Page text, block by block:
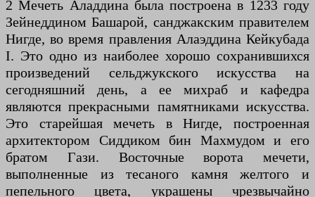
2 Мечеть Аладдина была построена в 1233 году
Зейнеддином Башарой, санджакским правителем
Нигде, во время правления Алаэддина Кейкубада
I. Это одно из наиболее хорошо сохранившихся
произведений сельджукского искусства на
сегодняшний день, а ее михраб и кафедра
являются прекрасными памятниками искусства.
Это старейшая мечеть в Нигде, построенная
архитектором Сиддиком бин Махмудом и его
братом Гази. Восточные ворота мечети,
выполненные из тесаного камня желтого и
пепельного цвета, украшены чрезвычайно